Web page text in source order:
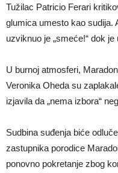
Tužilac Patricio Ferari
glumica umesto kao sudija.
uzviknuo je „smeće!“ dok
U burnoj atmosferi,
Veronika Oheda su
izjavila da „nema izbora“
Sudbina suđenja biće
zastupnika porodice
ponovno pokretanje zbog